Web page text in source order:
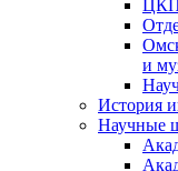
ЦКП
и
История
Научные